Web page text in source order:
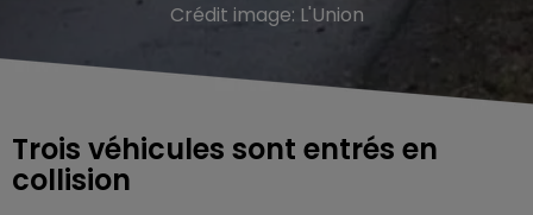
Crédit image: L'Union
Trois véhicules sont entrés en
collision